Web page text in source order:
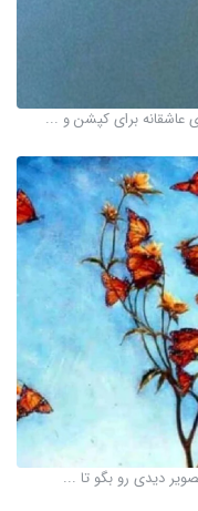
عاشقانه برای کپشن و ...
دیدی رو بگو تا ...